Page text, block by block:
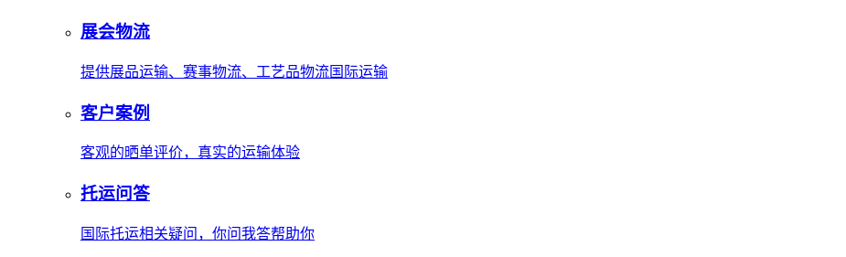
展会物流
提供展品运输、赛事物流、工艺品物流国际运输
客户案例
客观的晒单评价，真实的运输体验
托运问答
国际托运相关疑问，你问我答帮助你